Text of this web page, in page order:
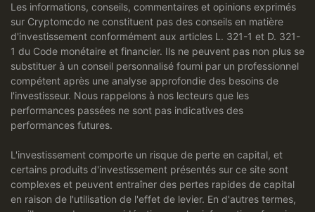
Les informations, conseils, commentaires et opinions exprimés
sur Cryptomcdo ne constituent pas des conseils en matière
d'investissement conformément aux articles L. 321-1 et D. 321-
1 du Code monétaire et financier. Ils ne peuvent pas non plus se
substituer à un conseil personnalisé fourni par un professionnel
compétent après une analyse approfondie des besoins de
l'investisseur. Nous rappelons à nos lecteurs que les
performances passées ne sont pas indicatives des
performances futures.
L'investissement comporte un risque de perte en capital, et
certains produits d'investissement présentés sur ce site sont
complexes et peuvent entraîner des pertes rapides de capital
en raison de l'utilisation de l'effet de levier. En d'autres termes,